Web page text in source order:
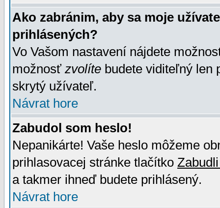
Ako zabránim, aby sa moje
prihlásených?
Vo Vašom nastavení nájdete
možnosť zvolíte budete viditeľný len
skrytý užívateľ.
Návrat hore
Zabudol som heslo!
Nepanikárte! Vaše heslo môžeme
prihlasovacej stránke tlačítko
a takmer ihneď budete prihlásený.
Návrat hore